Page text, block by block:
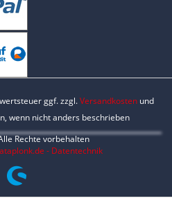
ggf. zzgl.Versandkosten und
wenn nicht anders beschrieben
Rechte vorbehalten
- Datentechnik